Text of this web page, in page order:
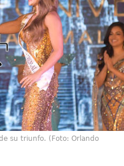
su triunfo. (Foto: Orlando